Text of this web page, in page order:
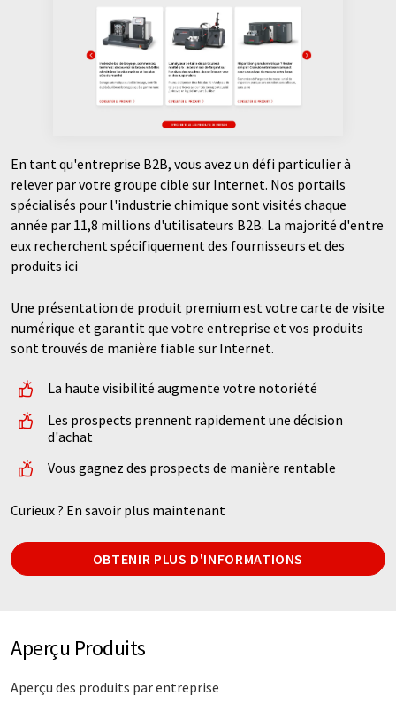
En tant qu'entreprise B2B, vous avez un défi particulier à
relever par votre groupe cible sur Internet. Nos portails
spécialisés pour l'industrie chimique sont visités chaque
année par 11,8 millions d'utilisateurs B2B. La majorité d'entre
eux recherchent spécifiquement des fournisseurs et des
produits ici
Une présentation de produit premium est votre carte de visite
numérique et garantit que votre entreprise et vos produits
sont trouvés de manière fiable sur Internet.
La haute visibilité augmente votre notoriété
Les prospects prennent rapidement une décision
d'achat
Vous gagnez des prospects de manière rentable
Curieux ? En savoir plus maintenant
OBTENIR PLUS D'INFORMATIONS
Aperçu Produits
Aperçu des produits par entreprise